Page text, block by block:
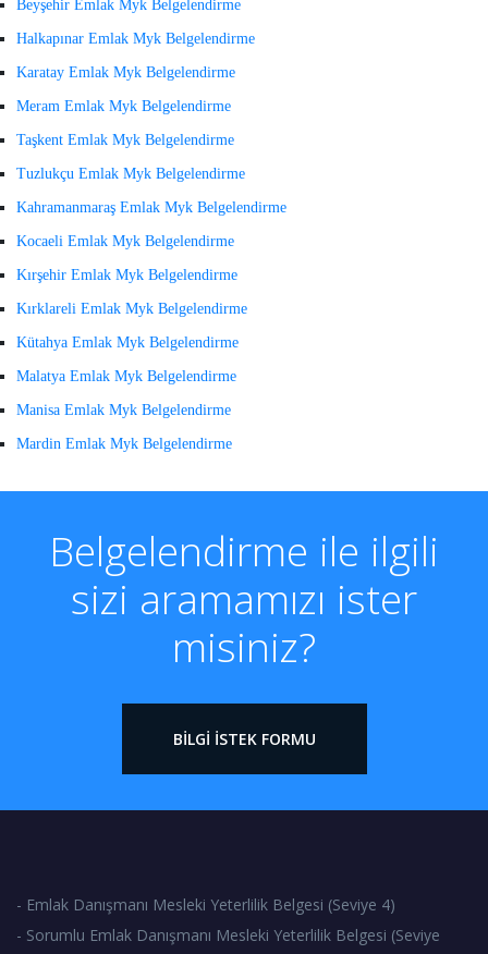
Beyşehir Emlak Myk Belgelendirme
Halkapınar Emlak Myk Belgelendirme
Karatay Emlak Myk Belgelendirme
Meram Emlak Myk Belgelendirme
Taşkent Emlak Myk Belgelendirme
Tuzlukçu Emlak Myk Belgelendirme
Kahramanmaraş Emlak Myk Belgelendirme
Kocaeli Emlak Myk Belgelendirme
Kırşehir Emlak Myk Belgelendirme
Kırklareli Emlak Myk Belgelendirme
Kütahya Emlak Myk Belgelendirme
Malatya Emlak Myk Belgelendirme
Manisa Emlak Myk Belgelendirme
Mardin Emlak Myk Belgelendirme
Belgelendirme ile ilgili
sizi aramamızı ister
misiniz?
BILGI İSTEK FORMU
- Emlak Danışmanı Mesleki Yeterlilik Belgesi (Seviye 4)
- Sorumlu Emlak Danışmanı Mesleki Yeterlilik Belgesi (Seviye